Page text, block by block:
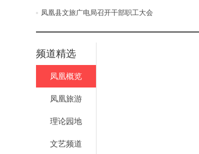
凤凰县文旅广电局召开干部职工大会
频道精选
凤凰概览
凤凰旅游
理论园地
文艺频道